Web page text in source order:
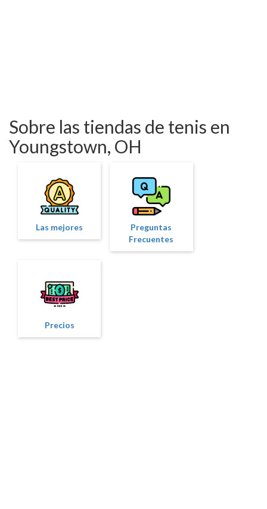
Sobre las tiendas de tenis en
Youngstown, OH
Las mejores
Preguntas
Frecuentes
Precios